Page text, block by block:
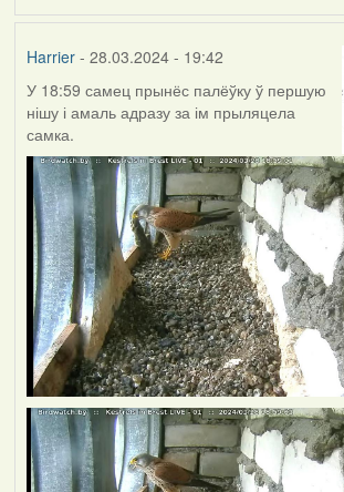
Harrier- 28.03.2024 - 19:42
У 18:59 самец прынёс палёўку ў першую
нішу і амаль адразу за ім прыляцела
самка.